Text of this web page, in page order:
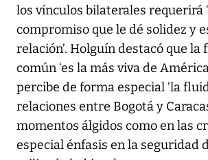
los vínculos bilaterales requerirá
compromiso que le dé solidez y
relación’. Holguín destacó que la
común ‘es la más viva de
percibe de forma especial ‘la
relaciones entre Bogotá y
momentos álgidos como en las
especial énfasis en la seguridad